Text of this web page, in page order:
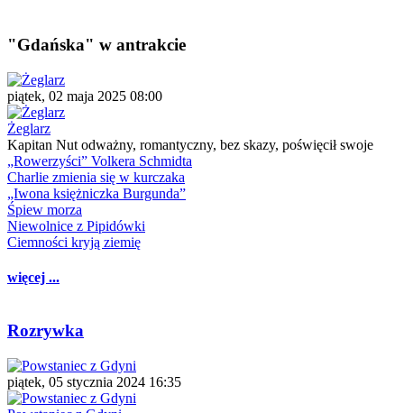
"Gdańska" w antrakcie
piątek, 02 maja 2025 08:00
Żeglarz
Kapitan Nut odważny, romantyczny, bez skazy, poświęcił swoje
„Rowerzyści” Volkera Schmidta
Charlie zmienia się w kurczaka
„Iwona księżniczka Burgunda”
Śpiew morza
Niewolnice z Pipidówki
Ciemności kryją ziemię
więcej ...
Rozrywka
piątek, 05 stycznia 2024 16:35